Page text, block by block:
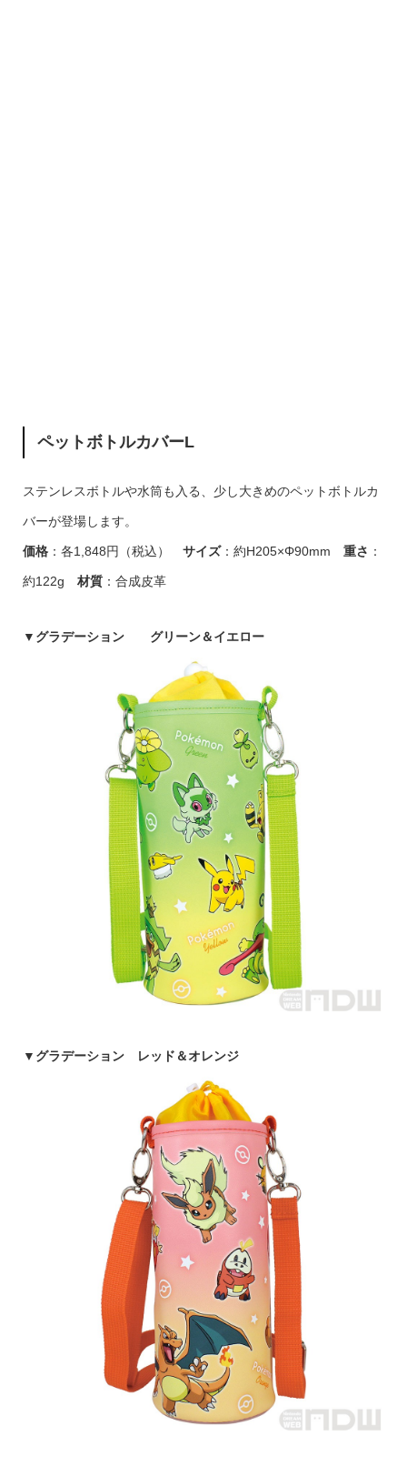
ペットボトルカバーL
ステンレスボトルや水筒も入る、少し大きめのペットボトルカ
バーが登場します。
価格：各1,848円（税込） サイズ：約H205×Φ90mm 重さ ：
約122g 材質：合成皮革
▼ グラデーション グリーン＆イエロー
▼ グラデーション レッド＆オレンジ